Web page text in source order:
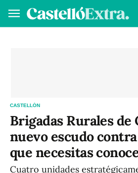
CASTELLÓN
Brigadas Rurales de
nuevo escudo
que necesitas
Cuatro unidades